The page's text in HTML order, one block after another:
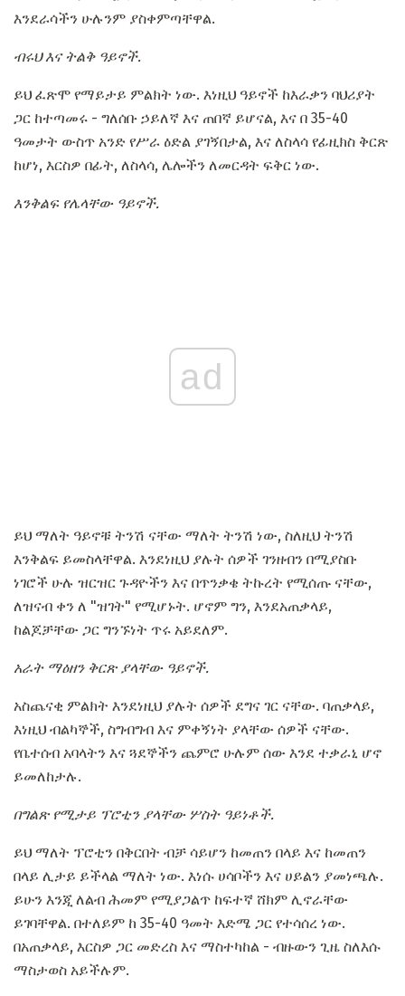
እንደራሳችን ሁሉንም ያስቀምጣቸዋል.
ብሩህ እና ትልቅ ዓይኖች.
ይህ ፈጽሞ የማይታይ ምልክት ነው. እነዚህ ዓይኖች ከእራቃን ባህሪያት
ጋር ከተጣመሩ - ግለሰቡ ኃይለኛ እና ጠበኛ ይሆናል, እና በ 35-40
ዓመታት ውስጥ አንድ የሥራ ዕድል ያገኝበታል, እና ለስላሳ የፊዚክስ ቅርጽ
ከሆነ, እርስዎ በፊት, ለስላሳ, ሌሎችን ለመርዳት ፍቅር ነው.
እንቅልፍ የሌላቸው ዓይኖች.
ad
ይህ ማለት ዓይኖቹ ትንሽ ናቸው ማለት ትንሽ ነው, ስለዚህ ትንሽ
እንቅልፍ ይመስላቸዋል. እንደነዚህ ያሉት ሰዎች ገንዘብን በሚያስቡ
ነገሮች ሁሉ ዝርዝር ጉዳዮችን እና በጥንቃቄ ትኩረት የሚሰጡ ናቸው,
ለዝናብ ቀን ለ "ዝገት" የሚሆኑት. ሆኖም ግን, እንደአጠቃላይ,
ከልጆቻቸው ጋር ግንኙነት ጥሩ አይደለም.
አራት ማዕዘን ቅርጽ ያላቸው ዓይኖች.
አስጨናቂ ምልክት እንደነዚህ ያሉት ሰዎች ደግና ገር ናቸው. ባጠቃላይ,
እነዚህ ብልካኞች, ስግብግብ እና ምቀኝነት ያላቸው ሰዎች ናቸው.
የቤተሰብ አባላትን እና ጓደኞችን ጨምሮ ሁሉም ሰው እንደ ተቃራኒ ሆኖ
ይመለከታሉ.
በግልጽ የሚታይ ፕሮቲን ያላቸው ሦስት ዓይነቶች.
ይህ ማለት ፕሮቲን በቅርበት ብቻ ሳይሆን ከመጠን በላይ እና ከመጠን
በላይ ሊታይ ይችላል ማለት ነው. እነሱ ሀሳቦችን እና ሀይልን ያመነጫሉ.
ይሁን እንጂ ለልብ ሕመም የሚያጋልጥ ከፍተኛ ሸክም ሊኖራቸው
ይገባቸዋል. በተለይም ከ 35-40 ዓመት እድሜ ጋር የተሳሰረ ነው.
በአጠቃላይ, እርስዎ ጋር መድረስ እና ማስተካከል - ብዙውን ጊዜ ስለእሱ
ማስታወስ አይችሉም.